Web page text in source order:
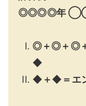
◎◎◎◎年
◎＋◎＋◎
◆
◆＋◆＝エ